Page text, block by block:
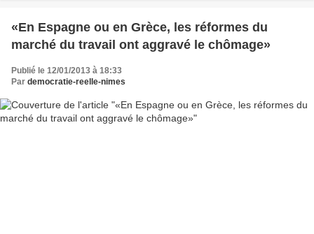
«En Espagne ou en Grèce, les réformes du
marché du travail ont aggravé le chômage»
Publié le 12/01/2013 à 18:33
Par democratie-reelle-nimes